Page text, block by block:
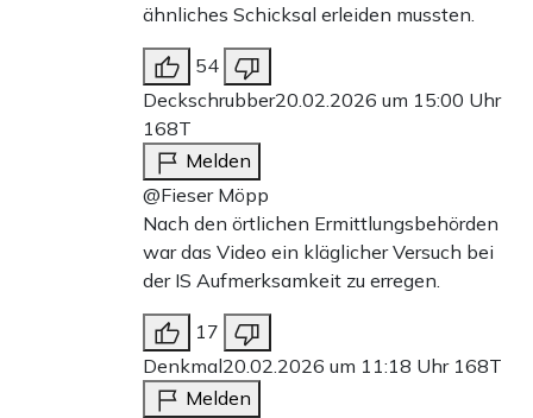
ähnliches Schicksal erleiden mussten.
54
Deckschrubber20.02.2026 um 15:00 Uhr
168T
Melden
@Fieser Möpp
Nach den örtlichen Ermittlungsbehörden
war das Video ein kläglicher Versuch bei
der IS Aufmerksamkeit zu erregen.
17
Denkmal20.02.2026 um 11:18 Uhr 168T
Melden